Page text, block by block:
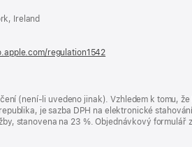
okně)
Ireland
regulation1542
(není-li uvedeno jinak). Vzhledem k tomu, že
je sazba DPH na elektronické
stanovena na 23 %. Objednávkový formulář